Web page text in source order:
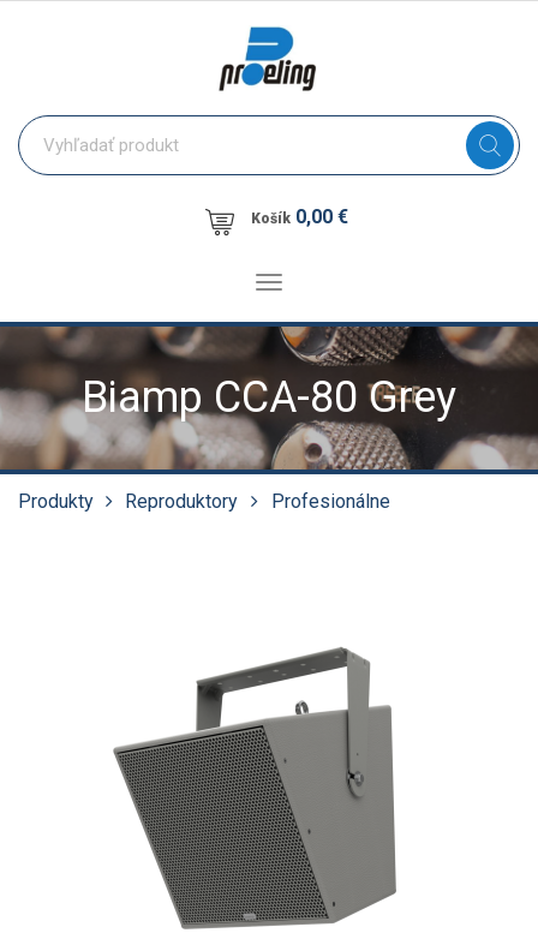
Košík 0,00 €
Toggle
Biamp CCA-80 Grey
Produkty Reproduktory Profesionálne